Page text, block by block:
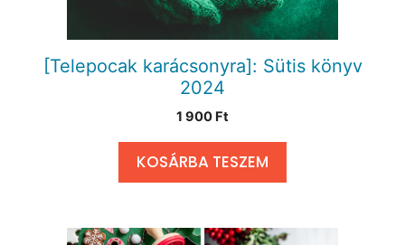
[Telepocak karácsonyra]: Sütis könyv
2024
1 900 Ft
KOSÁRBA TESZEM